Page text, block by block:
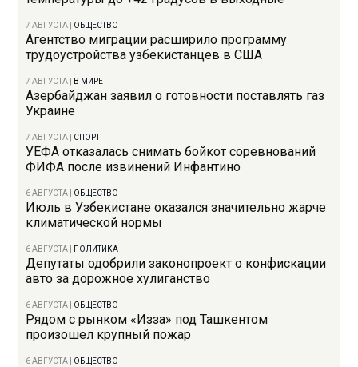
7 АВГУСТА ОБЩЕСТВО
Агентство миграции расширило программу
трудоустройства узбекистанцев в США
7 АВГУСТА В МИРЕ
Азербайджан заявил о готовности поставлять газ
Украине
7 АВГУСТА СПОРТ
УЕФА отказалась снимать бойкот соревнований
ФИФА после извинений Инфантино
6 АВГУСТА ОБЩЕСТВО
Июль в Узбекистане оказался значительно жарче
климатической нормы
6 АВГУСТА ПОЛИТИКА
Депутаты одобрили законопроект о конфискации
авто за дорожное хулиганство
6 АВГУСТА ОБЩЕСТВО
Рядом с рынком «Изза» под Ташкентом
произошел крупный пожар
6 АВГУСТА ОБЩЕСТВО